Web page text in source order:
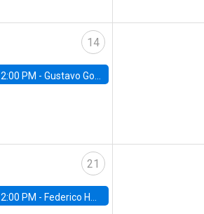
14
2:00 PM - Gustavo González - Banco Central de Chile
21
2:00 PM - Federico Huneeus - Banco Central de Chile